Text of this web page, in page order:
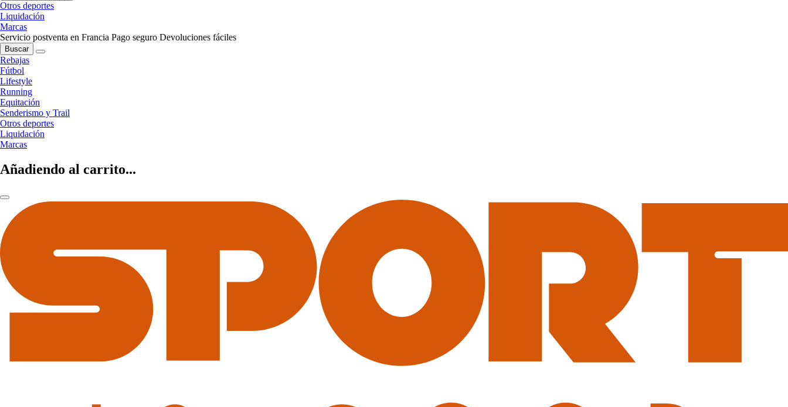
Otros deportes
Liquidación
Marcas
Servicio postventa en Francia Pago seguro Devoluciones fáciles
Buscar
Rebajas
Fútbol
Lifestyle
Running
Equitación
Senderismo y Trail
Otros deportes
Liquidación
Marcas
Añadiendo al carrito...